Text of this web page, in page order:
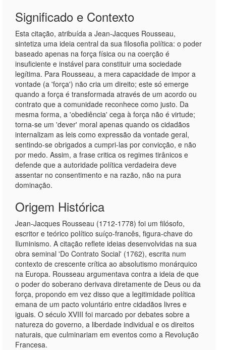
Significado e Contexto
Esta citação, atribuída a Jean-Jacques Rousseau,
sintetiza uma ideia central da sua filosofia política: o poder
baseado apenas na força física ou na coerção é
insuficiente e instável para constituir uma sociedade
legítima. Para Rousseau, a mera capacidade de impor a
vontade (a 'força') não cria um direito; este só emerge
quando a força é transformada através de um acordo ou
contrato que a comunidade reconhece como justo. Da
mesma forma, a 'obediência' cega à força não é virtude;
torna-se um 'dever' moral apenas quando os cidadãos
internalizam as leis como expressão da vontade geral,
sentindo-se obrigados a cumpri-las por convicção, e não
por medo. Assim, a frase critica os regimes tirânicos e
defende que a autoridade política verdadeira deve
assentar no consentimento e na razão, não na pura
dominação.
Origem Histórica
Jean-Jacques Rousseau (1712-1778) foi um filósofo,
escritor e teórico político suíço-francês, figura-chave do
Iluminismo. A citação reflete ideias desenvolvidas na sua
obra seminal 'Do Contrato Social' (1762), escrita num
contexto de crescente crítica ao absolutismo monárquico
na Europa. Rousseau argumentava contra a ideia de que
o poder do soberano derivava diretamente de Deus ou da
força, propondo em vez disso que a legitimidade política
emana de um pacto voluntário entre cidadãos livres e
iguais. O século XVIII foi marcado por debates sobre a
natureza do governo, a liberdade individual e os direitos
naturais, que culminariam em eventos como a Revolução
Francesa.